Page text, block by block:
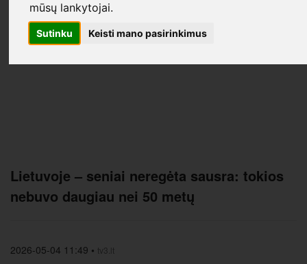
mūsų lankytojai.
Sutinku Keisti mano pasirinkimus
Lietuvoje – seniai neregėta sausra: tokios
nebuvo daugiau nei 50 metų
2026-05-04 11:49 • tv3.lt